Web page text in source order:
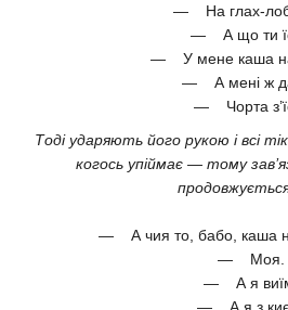
— На глах-
— А що ти
— У мене каша на
— А мені ж
— Чорта
Тоді ударяють його рукою і всі
когось упіймає — тому
— А чия то, бабо, каша на
— Моя.
— А я
— А я з